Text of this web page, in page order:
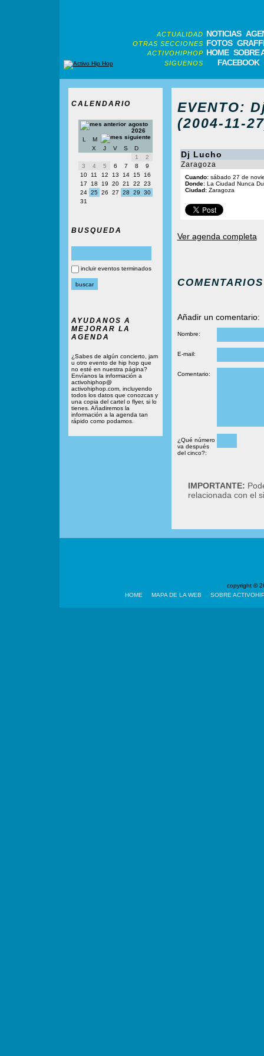
ACTUALIDAD NOTICIAS
OTRAS SECCIONES FOTOS
ACTIVOHIPHOP HOME SOBRE
SIGUENOS FACEBOOK
CALENDARIO
agosto
2026
L
M
X
J V S
D
1
2
3
4 5 6 7 8
9
10
11 12 13 14 15
16
17
18 19 20 21 22
23
24 25 26 27 28 29
30
31
BUSQUEDA
incluir eventos terminados
AYUDANOS A
MEJORAR LA
AGENDA
¿Sabes de algún concierto, jam
u otro evento de hip hop que
no esté en nuestra página?
Envíanos la información a
activohiphop@
activohiphop.com, incluyendo
todos los datos que conozcas y
una copia del cartel o flyer, si lo
tienes. Añadiremos la
información a la agenda tan
rápido como podamos.
EVENTO:
(2004-11-
Dj Lucho
Zaragoza
Cuando:sábado 27 de
Donde:La Ciudad Nunca
Ciudad:Zaragoza
Ver agenda completa
COMENTARIOS
Añadir un comentario:
Nombre:
E-mail:
Comentario:
¿Qué número
va después
del cinco?:
IMPORTANTE:
relacionada con el
copyright ©
HOME
MAPA DE LA WEB SOBRE